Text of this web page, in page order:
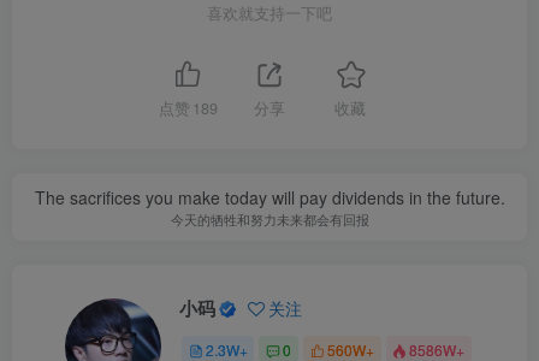
喜欢就支持一下吧
点赞 189 分享 收藏
The sacrifices you make today will pay dividends in the future.
今天的牺牲和努力未来都会有回报
小码 关注
2.3W+ 0 560W+ 8586W+